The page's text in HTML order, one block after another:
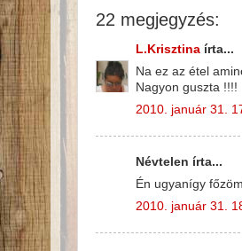
22 megjegyzés:
L.Krisztina írta...
Na ez az étel
Nagyon guszta !!!!
2010. január 31.
Névtelen írta...
Én ugyanígy
2010. január 31.